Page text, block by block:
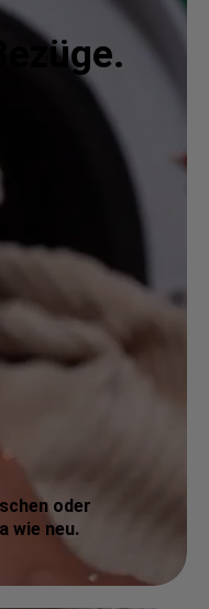
oder
wie neu.